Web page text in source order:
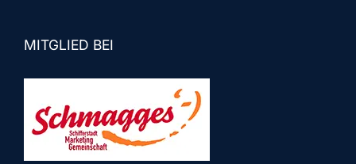
MITGLIED BEI